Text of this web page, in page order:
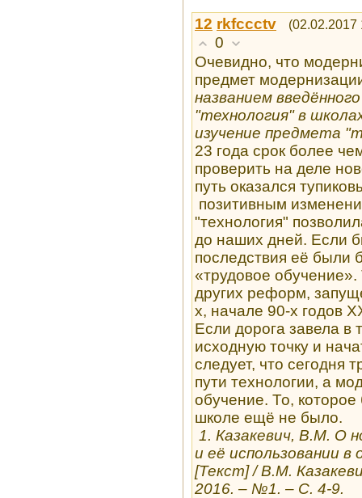
12 rkfccctv (02.02.2017
0
Очевидно, что
предмет
названием
"технология" в
изучение предмета
23 года срок более
проверить на деле
путь оказался
позитивным
"технология"
до наших дней. Если
последствия её были
«трудовое
других реформ,
х, начале 90-х годов
Если дорога завела в
исходную точку и
следует, что сегодня
пути технологии, а
обучение. То,
школе ещё не было.
1. Казакевич, В.М. О
и её использовании в
[Текст] / В.М.
2016. ‒ №1. ‒ С. 4-9.